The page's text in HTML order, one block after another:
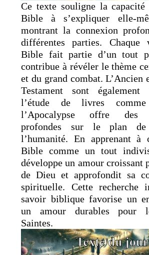
Ce texte souligne la
Bible à s’expliquer elle-
montrant la connexion
différentes parties.
Bible fait partie d’un tout
contribue à révéler le thème
et du grand combat. L’Ancien
Testament sont également
l’étude de livres
l’Apocalypse offre des
profondes sur le plan
l’humanité. En apprenant à
Bible comme un tout
développe un amour croissant
de Dieu et approfondit sa
spirituelle. Cette recherche
savoir biblique favorise un
un amour durables pour
Saintes.